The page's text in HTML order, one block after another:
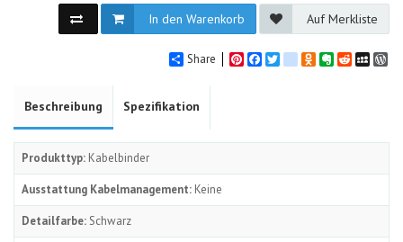
In den Warenkorb Auf Merkliste
Share PinterestFacebook
Twittergoogle_bookmarks
Odnoklassniki
Evernote
Reddit
Beschreibung Spezifikation
Produkttyp: Kabelbinder
Ausstattung Kabelmanagement: Keine
Detailfarbe: Schwarz